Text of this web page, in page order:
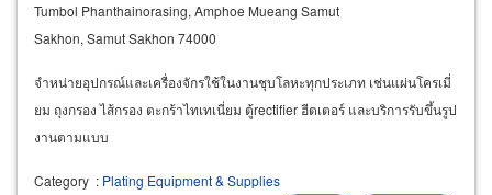
Tumbol Phanthainorasing, Amphoe Mueang Samut
Sakhon, Samut Sakhon 74000
จำหน่ายอุปกรณ์และเครื่องจักรใช้ในงานชุบโลหะทุกประเภท เช่นแผ่นโครเมี่
ยม ถุงกรอง ไส้กรอง ตะกร้าไทเทเนี่ยม ตู้rectifier ฮีตเตอร์ และบริการรับขึ้นรูป
งานตามแบบ
Category : Plating Equipment & Supplies